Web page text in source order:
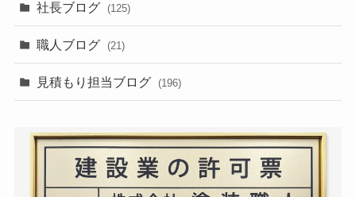
社長ブログ (125)
職人ブログ (21)
見積もり担当ブログ (196)